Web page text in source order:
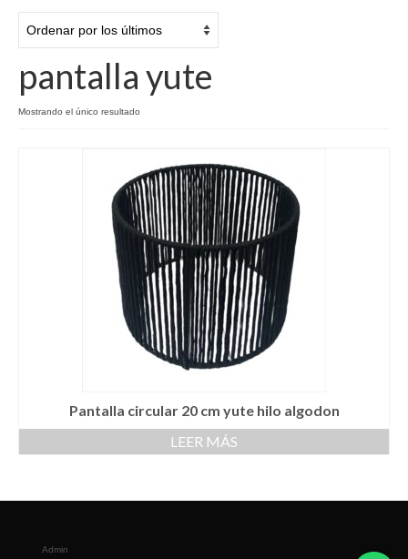
Quienes Somos
Productos
Contacto
pantalla yute
Mostrando el único resultado
Pantalla circular 20 cm yute hilo algodon
LEER MÁS
Admin